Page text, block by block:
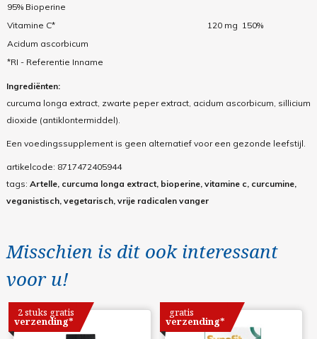
95% Bioperine
Vitamine C*
120 mg 150%
Acidum ascorbicum
*RI - Referentie Inname
Ingrediënten:
curcuma longa extract, zwarte peper extract, acidum ascorbicum, sillicium
dioxide (antiklontermiddel).
Een voedingssupplement is geen alternatief voor een gezonde leefstijl.
artikelcode: 8717472405944
tags: Artelle, curcuma longa extract, bioperine, vitamine c, curcumine,
veganistisch, vegetarisch, vrije radicalen vanger
Misschien is dit ook interessant
voor u!
2 stuks gratis
verzending*
gratis
verzending*